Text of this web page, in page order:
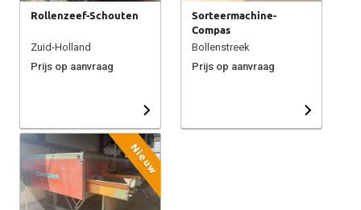
Rollenzeef-Schouten
Zuid-Holland
Prijs op aanvraag
Sorteermachine-
Compas
Bollenstreek
Prijs op aanvraag
Nieuw